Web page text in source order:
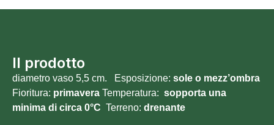
Il prodotto
diametro vaso 5,5 cm. Esposizione: sole o mezz’ombra
Fioritura: primavera Temperatura: sopporta una
minima di circa 0°C Terreno: drenante